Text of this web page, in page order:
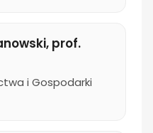
prof.
i Gospodarki